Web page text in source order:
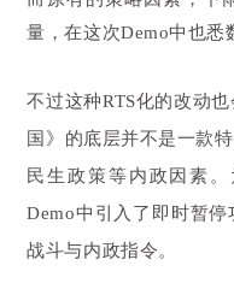
量，在这次Demo中也悉
不过这种RTS化的改动
国》的底层并不是一款
民生政策等内政因素
Demo中引入了即时暂
战斗与内政指令。